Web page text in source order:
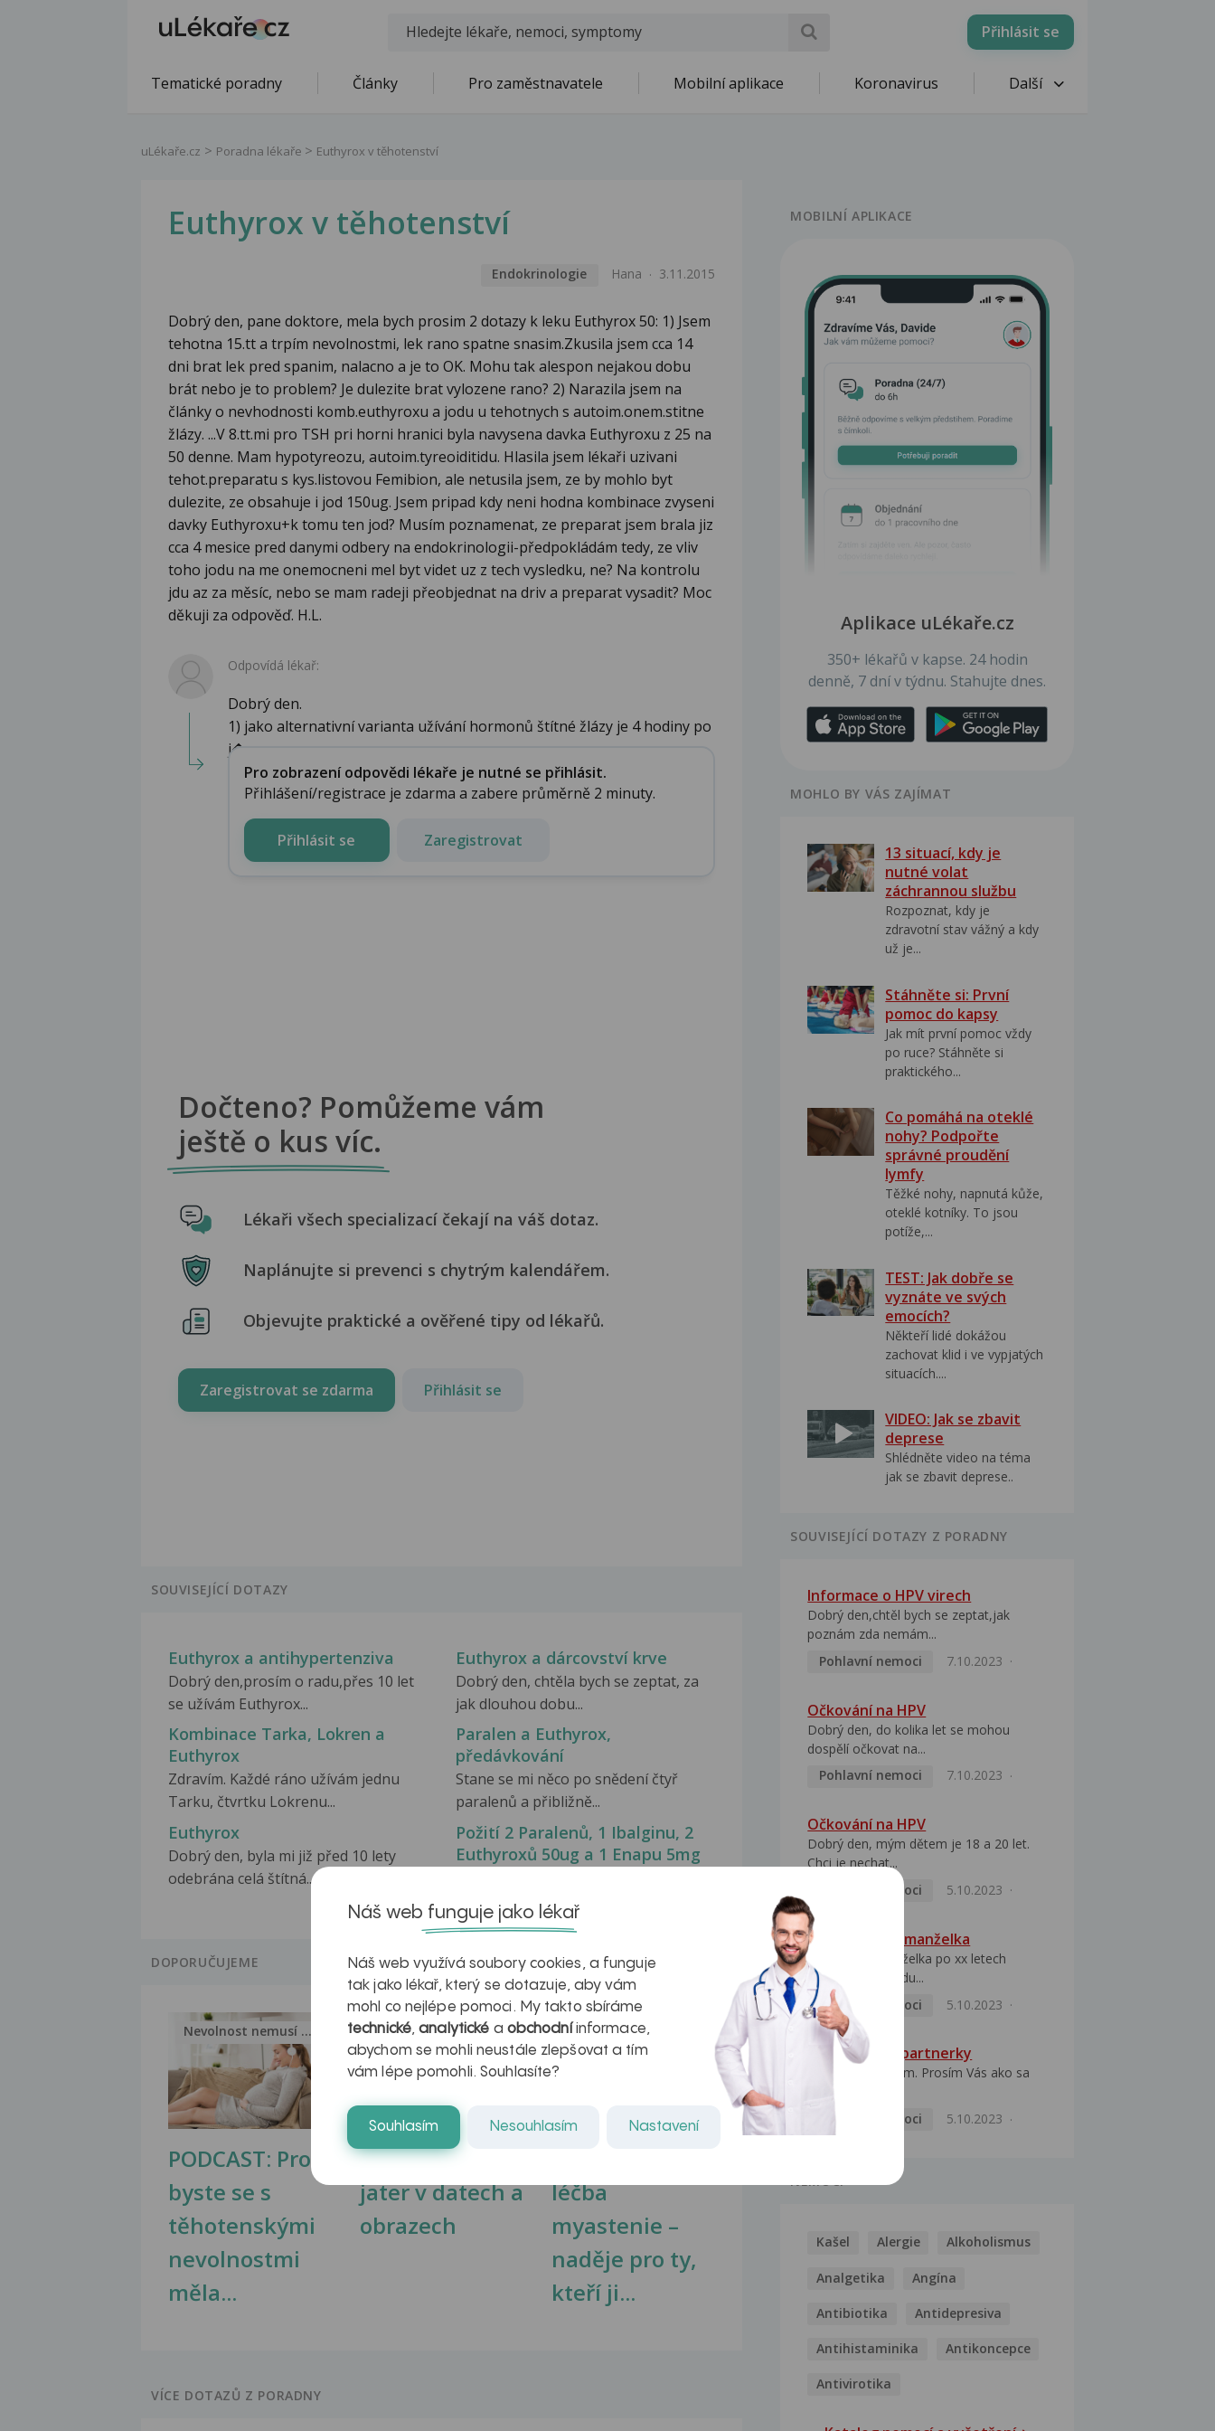
Přihlásit se
Tematické poradny Články Pro zaměstnavatele Mobilní aplikace Koronavirus Další
uLékaře.cz Poradna lékaře Euthyrox v těhotenství
Euthyrox v těhotenství
Endokrinologie Hana 3.11.2015
Dobrý den, pane doktore, mela bych prosim 2 dotazy k leku Euthyrox 50: 1) Jsem
tehotna 15.tt a trpím nevolnostmi, lek rano spatne snasim.Zkusila jsem cca 14
dni brat lek pred spanim, nalacno a je to OK. Mohu tak alespon nejakou dobu
brát nebo je to problem? Je dulezite brat vylozene rano? 2) Narazila jsem na
články o nevhodnosti komb.euthyroxu a jodu u tehotnych s autoim.onem.stitne
žlázy. ...V 8.tt.mi pro TSH pri horni hranici byla navysena davka Euthyroxu z 25 na
50 denne. Mam hypotyreozu, autoim.tyreoiditidu. Hlasila jsem lékaři uzivani
tehot.preparatu s kys.listovou Femibion, ale netusila jsem, ze by mohlo byt
dulezite, ze obsahuje i jod 150ug. Jsem pripad kdy neni hodna kombinace zvyseni
davky Euthyroxu+k tomu ten jod? Musím poznamenat, ze preparat jsem brala jiz
cca 4 mesice pred danymi odbery na endokrinologii-předpokládám tedy, ze vliv
toho jodu na me onemocneni mel byt videt uz z tech vysledku, ne? Na kontrolu
jdu az za měsíc, nebo se mam radeji přeobjednat na driv a preparat vysadit? Moc
děkuji za odpověď. H.L.
Odpovídá lékař:
Dobrý den.
1) jako alternativní varianta užívání hormonů štítné žlázy je 4 hodiny po
j�...
Pro zobrazení odpovědi lékaře je nutné se přihlásit.
Přihlášení/registrace je zdarma a zabere průměrně 2 minuty.
Přihlásit se Zaregistrovat
Dočteno? Pomůžeme vám
ještě o kus víc.
Lékaři všech specializací čekají na váš dotaz.
Naplánujte si prevenci s chytrým kalendářem.
Objevujte praktické a ověřené tipy od lékařů.
Zaregistrovat se zdarma Přihlásit se
SOUVISEJÍCÍ DOTAZY
Euthyrox a antihypertenziva
Dobrý den,prosím o radu,přes 10 let
se užívám Euthyrox...
Euthyrox a dárcovství krve
Dobrý den, chtěla bych se zeptat, za
jak dlouhou dobu...
Kombinace Tarka, Lokren a
Euthyrox
Zdravím. Každé ráno užívám jednu
Tarku, čtvrtku Lokrenu...
Paralen a Euthyrox,
předávkování
Stane se mi něco po snědení čtyř
paralenů a přibližně...
Euthyrox
Dobrý den, byla mi již před 10 lety
odebrána celá štítná...
Požití 2 Paralenů, 1 Ibalginu, 2
Euthyroxů 50ug a 1 Enapu 5mg
cm a 70 kg snědla...
DOPORUČUJEME
PODCAST: Proč
byste se s
těhotenskými
nevolnostmi
měla...
Nevolnost nemusí být nutnou...
Ztukovatění
jater v datech a
obrazech
Jak na zdravá játra?
léčba
myastenie –
naděje pro ty,
kteří ji...
VÍCE DOTAZŮ Z PORADNY
MOBILNÍ APLIKACE
Aplikace uLékaře.cz
350+ lékařů v kapse. 24 hodin
denně, 7 dní v týdnu. Stahujte dnes.
MOHLO BY VÁS ZAJÍMAT
13 situací, kdy je
nutné volat
záchrannou službu
Rozpoznat, kdy je
zdravotní stav vážný a kdy
už je...
Stáhněte si: První
pomoc do kapsy
Jak mít první pomoc vždy
po ruce? Stáhněte si
praktického...
Co pomáhá na oteklé
nohy? Podpořte
správné proudění
lymfy
Těžké nohy, napnutá kůže,
oteklé kotníky. To jsou
potíže,...
TEST: Jak dobře se
vyznáte ve svých
emocích?
Někteří lidé dokážou
zachovat klid i ve vypjatých
situacích....
VIDEO: Jak se zbavit
deprese
Shlédněte video na téma
jak se zbavit deprese..
SOUVISEJÍCÍ DOTAZY Z PORADNY
Informace o HPV virech
Dobrý den,chtěl bych se zeptat,jak
poznám zda nemám...
Pohlavní nemoci
7.10.2023
Očkování na HPV
Dobrý den, do kolika let se mohou
dospělí očkovat na...
Pohlavní nemoci
7.10.2023
Očkování na HPV
Dobrý den, mým dětem je 18 a 20 let.
Chci je nechat...
Pohlavní nemoci
5.10.2023
HPV pozitivní manželka
Dobrý den, manželka po xx letech
přivezla z Východu...
Pohlavní nemoci
5.10.2023
HPV typ 52 u partnerky
Dobrý deň prajem. Prosím Vás ako sa
Pohlavní nemoci
5.10.2023
NEMOCI
Kašel Alergie Alkoholismus
Analgetika Angína
Antibiotika Antidepresiva
Antihistaminika Antikoncepce
Antivirotika
Náš web funguje jako lékař
Náš web využívá soubory cookies, a funguje
tak jako lékař, který se dotazuje, aby vám
mohl co nejlépe pomoci. My takto sbíráme
technické,analytické a obchodníinformace,
abychom se mohli neustále zlepšovat a tím
vám lépe pomohli. Souhlasíte?
Souhlasím Nesouhlasím Nastavení